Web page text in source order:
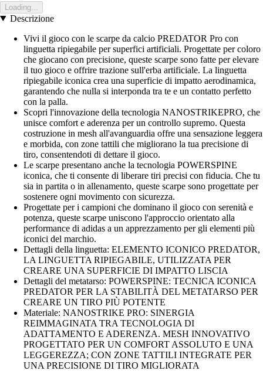
Loading...
Descrizione
Vivi il gioco con le scarpe da calcio PREDATOR Pro con
linguetta ripiegabile per superfici artificiali. Progettate per coloro
che giocano con precisione, queste scarpe sono fatte per elevare
il tuo gioco e offrire trazione sull'erba artificiale. La linguetta
ripiegabile iconica crea una superficie di impatto aerodinamica,
garantendo che nulla si interponda tra te e un contatto perfetto
con la palla.
Scopri l'innovazione della tecnologia NANOSTRIKEPRO, che
unisce comfort e aderenza per un controllo supremo. Questa
costruzione in mesh all'avanguardia offre una sensazione leggera
e morbida, con zone tattili che migliorano la tua precisione di
tiro, consentendoti di dettare il gioco.
Le scarpe presentano anche la tecnologia POWERSPINE
iconica, che ti consente di liberare tiri precisi con fiducia. Che tu
sia in partita o in allenamento, queste scarpe sono progettate per
sostenere ogni movimento con sicurezza.
Progettate per i campioni che dominano il gioco con serenità e
potenza, queste scarpe uniscono l'approccio orientato alla
performance di adidas a un apprezzamento per gli elementi più
iconici del marchio.
Dettagli della linguetta: ELEMENTO ICONICO PREDATOR,
LA LINGUETTA RIPIEGABILE, UTILIZZATA PER
CREARE UNA SUPERFICIE DI IMPATTO LISCIA
Dettagli del metatarso: POWERSPINE: TECNICA ICONICA
PREDATOR PER LA STABILITÀ DEL METATARSO PER
CREARE UN TIRO PIÙ POTENTE
Materiale: NANOSTRIKE PRO: SINERGIA
REIMMAGINATA TRA TECNOLOGIA DI
ADATTAMENTO E ADERENZA. MESH INNOVATIVO
PROGETTATO PER UN COMFORT ASSOLUTO E UNA
LEGGEREZZA; CON ZONE TATTILI INTEGRATE PER
UNA PRECISIONE DI TIRO MIGLIORATA